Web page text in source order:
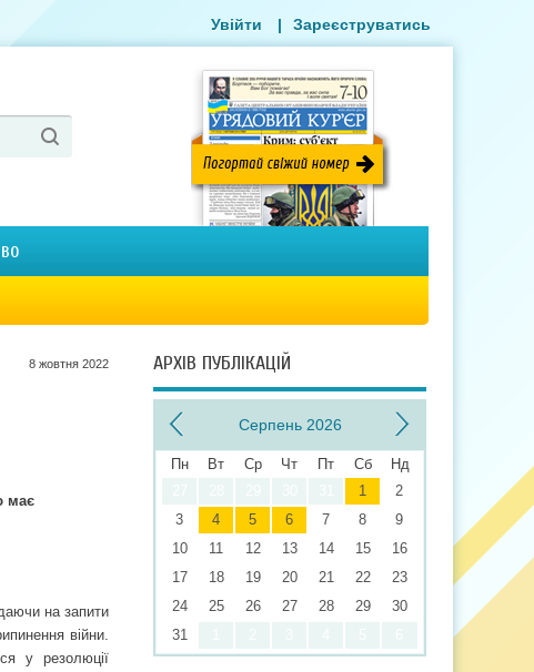
Увійти | Зареєструватись
8 жовтня 2022
має
на запити
війни.
у резолюції
АРХІВ ПУБЛІКАЦІЙ
Серпень 2026
Пн Вт Ср Чт Пт Сб
Нд
1
2
3
4 5 6 7 8
9
10
11 12 13 14 15
16
17
18 19 20 21 22
23
24
25 26 27 28 29
30
31